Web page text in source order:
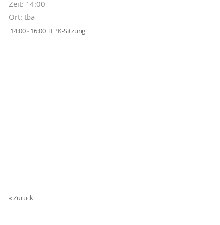
Zeit: 14:00
Ort: tba
14:00 - 16:00 TLPK-Sitzung
Zurück